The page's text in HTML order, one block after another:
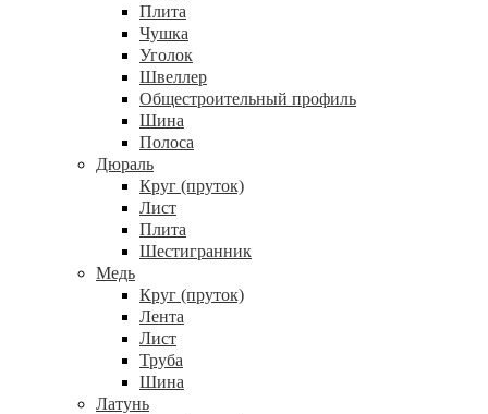
Плита
Чушка
Уголок
Швеллер
Общестроительный профиль
Шина
Полоса
Дюраль
Круг (пруток)
Лист
Плита
Шестигранник
Медь
Круг (пруток)
Лента
Лист
Труба
Шина
Латунь